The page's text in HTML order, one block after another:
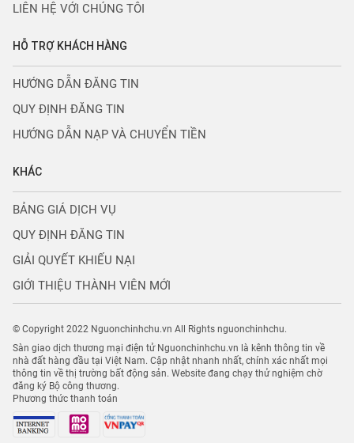
LIÊN HỆ VỚI CHÚNG TÔI
HỖ TRỢ KHÁCH HÀNG
HƯỚNG DẪN ĐĂNG TIN
QUY ĐỊNH ĐĂNG TIN
HƯỚNG DẪN NẠP VÀ CHUYỂN TIỀN
KHÁC
BẢNG GIÁ DỊCH VỤ
QUY ĐỊNH ĐĂNG TIN
GIẢI QUYẾT KHIẾU NẠI
GIỚI THIỆU THÀNH VIÊN MỚI
© Copyright 2022 Nguonchinhchu.vn All Rights nguonchinhchu.
Sàn giao dịch thương mại điện tử Nguonchinhchu.vn là kênh thông tin về
nhà đất hàng đầu tại Việt Nam. Cập nhật nhanh nhất, chính xác nhất mọi
thông tin về thị trường bất động sản. Website đang chạy thử nghiệm chờ
đăng ký Bộ công thương.
Phương thức thanh toán